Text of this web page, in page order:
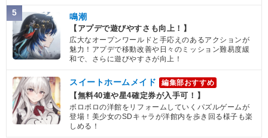
5 鳴潮
【アプデで遊びやすさも向上！】
広大なオープンワールドと手応えのあるアクションが
魅力！アプデで移動改善や日々のミッション難易度緩
和で、さらに遊びやすさが向上！
スイートホームメイド 編集部おすすめ
【無料40連や星4確定券が入手可！】
ボロボロの洋館をリフォームしていくパズルゲームが
登場！美少女のSDキャラが洋館内を歩き回る様子も楽
しめる！